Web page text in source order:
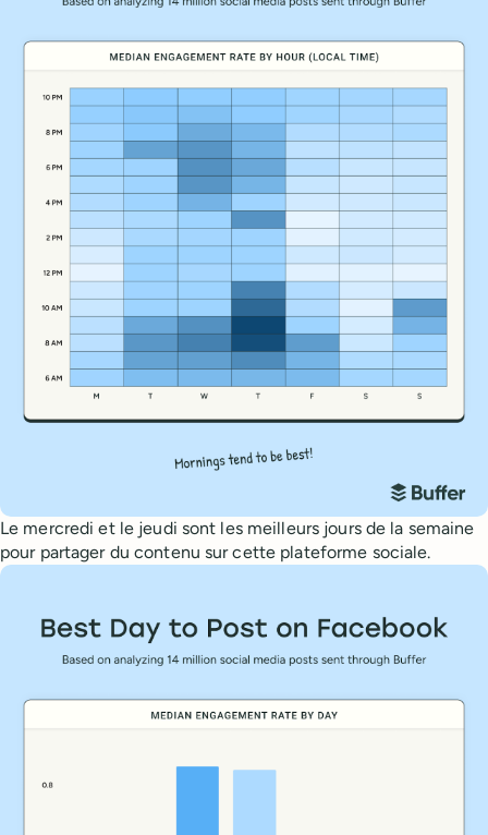
Le mercredi et le jeudi sont les meilleurs jours de la semaine
pour partager du contenu sur cette plateforme sociale.